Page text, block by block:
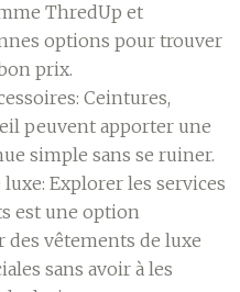
ThredUp et
options pour trouver
prix.
Ceintures,
peuvent apporter une
simple sans se ruiner.
Explorer les services
est une option
vêtements de luxe
sans avoir à les